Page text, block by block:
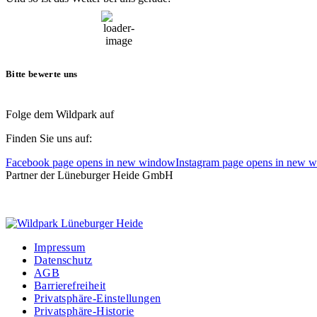
6. August, 2026
16°C
Bitte bewerte uns
Folge dem Wildpark auf
Finden Sie uns auf:
Facebook page opens in new windowInstagram page opens in new
Partner der Lüneburger Heide GmbH
Impressum
Datenschutz
AGB
Barrierefreiheit
Privatsphäre-Einstellungen
Privatsphäre-Historie